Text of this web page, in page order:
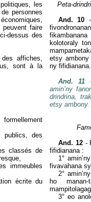
les
personnes
faire
dessus des
des affiches,
sont à la
formellement
publics, des
classés de
immeubles
écrite du
Peta-
And. 10 -
kolotoraly
etsy ambony
ny fifidianana.
And. 11
amin’ny
drindrina,
etsy ambony.
And. 12 -
fifidianana :
1°
fivavahana
2°
ho
3° eo